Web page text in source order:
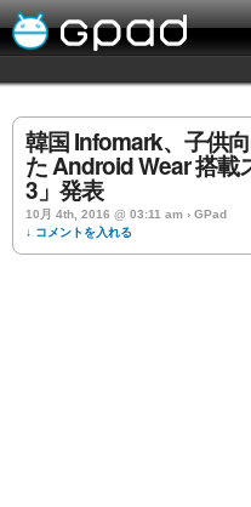
韓国 Infomark、子供
た Android Wear 搭載
3」発表
10月 4th, 2016 @ 03:11 am › GPad
↓ コメントを入れる